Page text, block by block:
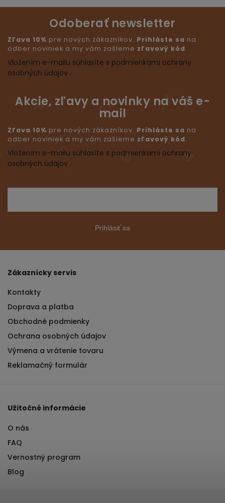
Odoberať newsletter
Zľava 10% pre nových zákazníkov. Prihláste sa na
odber noviniek a my vám zašleme zľavový kód.
Vložením e-mailu súhlasíte s podmienkami ochrany
osobných údajov .
Akcie, zľavy a novinky na váš e-
mail
Zľava 10% pre nových zákazníkov. Prihláste sa na
odber noviniek a my vám zašleme zľavový kód.
Vložením e-mailu súhlasíte s podmienkami ochrany
osobných údajov .
Prihlásiť sa
Zákaznícky servis
Kontakty
Doprava a platba
Obchodné podmienky
Ochrana osobných údajov
Výmena a vrátenie tovaru
Reklamačný formulár
Užitočné informácie
O nás
FAQ
Vernostný program
Blog